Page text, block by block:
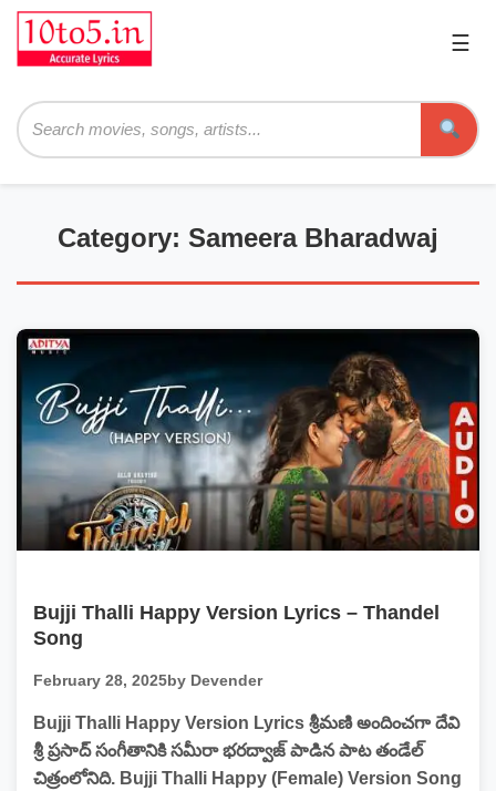
☰
Category: Sameera Bharadwaj
Bujji Thalli Happy Version Lyrics – Thandel
Song
February 28, 2025by Devender
Bujji Thalli Happy Version Lyrics శ్రీమణి అందించగా దేవి
శ్రీ ప్రసాద్ సంగీతానికి సమీరా భరద్వాజ్ పాడిన పాట తండేల్
చిత్రంలోనిది. Bujji Thalli Happy (Female) Version Song